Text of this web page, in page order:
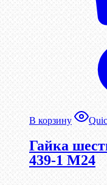
В корзину
Гайка
439-1 М24